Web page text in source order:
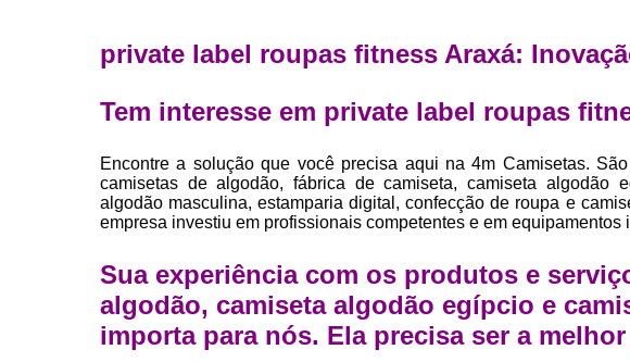
para roupas
Sublimação
private label roupas fitness Araxá:
Tem interesse em private label roupas
Encontre a solução que você precisa aqui na 4m Camisetas.
camisetas de algodão, fábrica de camiseta, camiseta algodão
algodão masculina, estamparia digital, confecção de roupa e
empresa investiu em profissionais competentes e em equipamentos
Sua experiência com os produtos e
algodão, camiseta algodão egípcio e
importa para nós. Ela precisa ser a